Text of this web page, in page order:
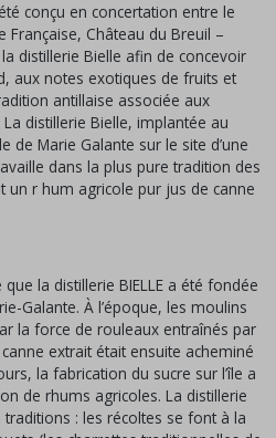
conçu en concertation entre le
Française, Château du Breuil –
distillerie Bielle afin de concevoir
aux notes exotiques de fruits et
antillaise associée aux
distillerie Bielle, implantée au
de Marie Galante sur le site d’une
dans la plus pure tradition des
un r hum agricole pur jus de canne
que la distillerie BIELLE a été fondée
Galante. À l’époque, les moulins
la force de rouleaux entraînés par
extrait était ensuite acheminé
la fabrication du sucre sur l’île a
de rhums agricoles. La distillerie
: les récoltes se font à la